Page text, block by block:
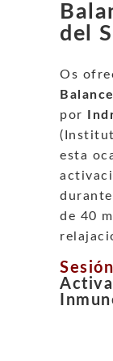
del
Os
por
esta
durante
de 40